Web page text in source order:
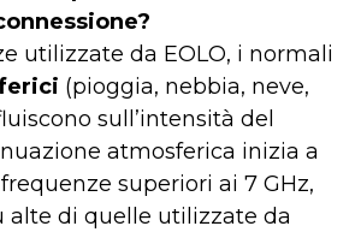
utilizzate da EOLO, i normali
(pioggia, nebbia, neve,
sull’intensità del
atmosferica inizia a
superiori ai 7 GHz,
alte di quelle utilizzate da